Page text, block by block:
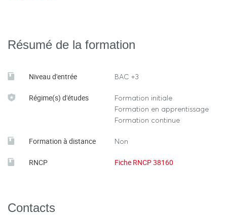
- Qualité reconnue du Master et de l’équipe
- Excellente insertion professionnelle à l’issue du
Résumé de la formation
Niveau d'entrée BAC +3
Régime(s) d'études
Formation initiale
Formation en apprentissage
Formation continue
Formation à distance Non
RNCP Fiche RNCP 38160
Contacts